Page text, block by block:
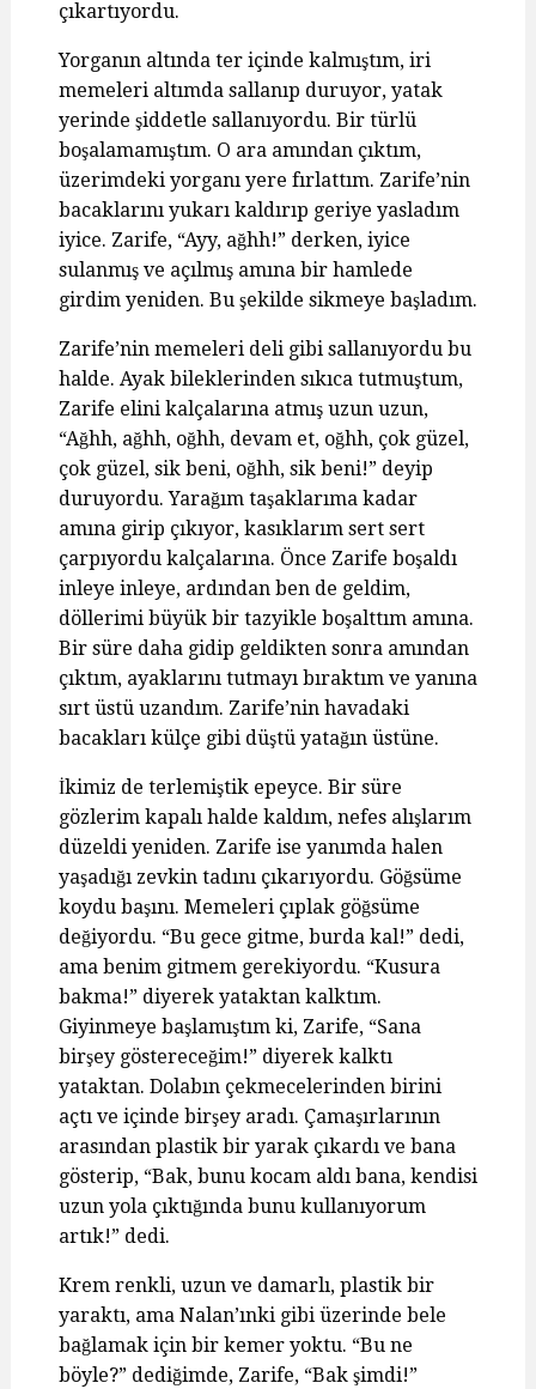
çıkartıyordu.
Yorganın altında ter içinde kalmıştım, iri
memeleri altımda sallanıp duruyor, yatak
yerinde şiddetle sallanıyordu. Bir türlü
boşalamamıştım. O ara amından çıktım,
üzerimdeki yorganı yere fırlattım. Zarife’nin
bacaklarını yukarı kaldırıp geriye yasladım
iyice. Zarife, “Ayy, ağhh!” derken, iyice
sulanmış ve açılmış amına bir hamlede
girdim yeniden. Bu şekilde sikmeye başladım.
Zarife’nin memeleri deli gibi sallanıyordu bu
halde. Ayak bileklerinden sıkıca tutmuştum,
Zarife elini kalçalarına atmış uzun uzun,
“Ağhh, ağhh, oğhh, devam et, oğhh, çok güzel,
çok güzel, sik beni, oğhh, sik beni!” deyip
duruyordu. Yarağım taşaklarıma kadar
amına girip çıkıyor, kasıklarım sert sert
çarpıyordu kalçalarına. Önce Zarife boşaldı
inleye inleye, ardından ben de geldim,
döllerimi büyük bir tazyikle boşalttım amına.
Bir süre daha gidip geldikten sonra amından
çıktım, ayaklarını tutmayı bıraktım ve yanına
sırt üstü uzandım. Zarife’nin havadaki
bacakları külçe gibi düştü yatağın üstüne.
İkimiz de terlemiştik epeyce. Bir süre
gözlerim kapalı halde kaldım, nefes alışlarım
düzeldi yeniden. Zarife ise yanımda halen
yaşadığı zevkin tadını çıkarıyordu. Göğsüme
koydu başını. Memeleri çıplak göğsüme
değiyordu. “Bu gece gitme, burda kal!” dedi,
ama benim gitmem gerekiyordu. “Kusura
bakma!” diyerek yataktan kalktım.
Giyinmeye başlamıştım ki, Zarife, “Sana
birşey göstereceğim!” diyerek kalktı
yataktan. Dolabın çekmecelerinden birini
açtı ve içinde birşey aradı. Çamaşırlarının
arasından plastik bir yarak çıkardı ve bana
gösterip, “Bak, bunu kocam aldı bana, kendisi
uzun yola çıktığında bunu kullanıyorum
artık!” dedi.
Krem renkli, uzun ve damarlı, plastik bir
yaraktı, ama Nalan’ınki gibi üzerinde bele
bağlamak için bir kemer yoktu. “Bu ne
böyle?” dediğimde, Zarife, “Bak şimdi!”